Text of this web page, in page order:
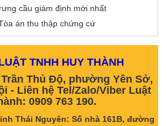
cầu giám định mới nhất
án thu thập chứng cứ
TNHH HUY THÀNH
Thủ Độ, phường Yên Sở,
- Liên hệ Tel/Zalo/Viber Luật
0909 763 190.
Thái Nguyên: Số nhà 161B, đường